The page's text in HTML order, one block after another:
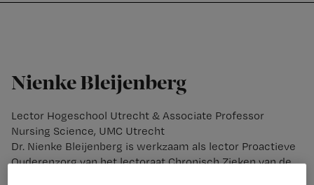
Nursing
Nienke Bleijenberg
Lector Hogeschool Utrecht & Associate Professor
Nursing Science, UMC Utrecht
Dr. Nienke Bleijenberg is werkzaam als lector Proactieve
Ouderenzorg van het lectoraat Chronisch Zieken van de